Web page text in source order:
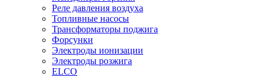
Реле давления воздуха
Топливные насосы
Трансформаторы поджига
Форсунки
Электроды ионизации
Электроды розжига
ELCO